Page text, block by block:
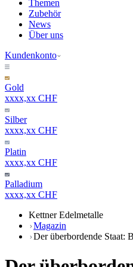
Themen
Zubehör
News
Über uns
Kundenkonto
Gold
xxxx,xx CHF
Silber
xxxx,xx CHF
Platin
xxxx,xx CHF
Palladium
xxxx,xx CHF
Kettner Edelmetalle
Magazin
Der überbordende Staat: